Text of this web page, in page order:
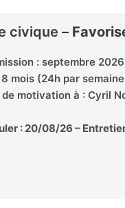
civique –
: septembre
mois (24h par
motivation à : Cyril
: 20/08/26 –